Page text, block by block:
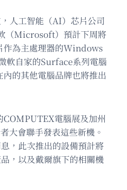
人工智能（AI）芯片公司
（Microsoft）預計下周將
作為主處理器的Windows
軟自家的Surface系列電腦
的其他電腦品牌也將推出
COMPUTEX電腦展及加州
大會聯手發表這些新機。
，此次推出的設備預計將
，以及戴爾旗下的相關機